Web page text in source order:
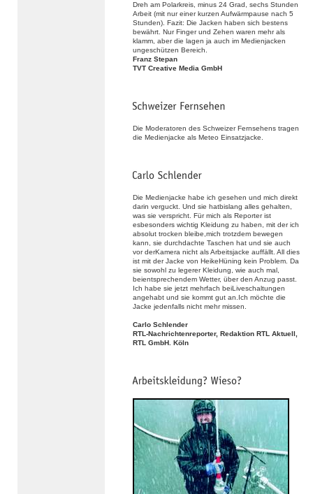
Dreh am Polarkreis, minus 24 Grad, sechs Stunden
Arbeit (mit nur einer kurzen Aufwärmpause nach 5
Stunden). Fazit: Die Jacken haben sich bestens
bewährt. Nur Finger und Zehen waren mehr als
klamm, aber die lagen ja auch im Medienjacken
ungeschützen Bereich.
Franz Stepan
TVT Creative Media GmbH
Die Moderatoren des Schweizer Fernsehens tragen
die Medienjacke als Meteo Einsatzjacke.
Die Medienjacke habe ich gesehen und mich direkt
darin verguckt. Und sie hatbislang alles gehalten,
was sie verspricht. Für mich als Reporter ist
esbesonders wichtig Kleidung zu haben, mit der ich
absolut trocken bleibe,mich trotzdem bewegen
kann, sie durchdachte Taschen hat und sie auch
vor derKamera nicht als Arbeitsjacke auffällt. All dies
ist mit der Jacke von HeikeHüning kein Problem. Da
sie sowohl zu legerer Kleidung, wie auch mal,
beientsprechendem Wetter, über den Anzug passt.
Ich habe sie jetzt mehrfach beiLiveschaltungen
angehabt und sie kommt gut an.Ich möchte die
Jacke jedenfalls nicht mehr missen.
Carlo Schlender
RTL-Nachrichtenreporter, Redaktion RTL Aktuell,
RTL GmbH. Köln